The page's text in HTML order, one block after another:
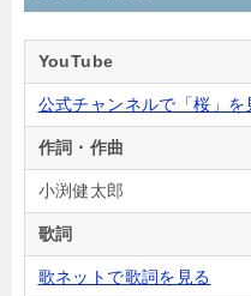
YouTube
公式チャンネルで「桜」を
作詞・作曲
小渕健太郎
歌詞
歌ネットで歌詞を見る